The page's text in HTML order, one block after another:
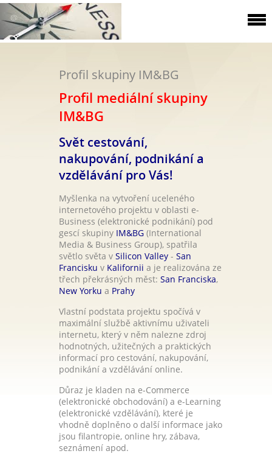
Profil skupiny IM&BG
Profil mediální skupiny
IM&BG
Svět cestování,
nakupování, podnikání a
vzdělávání pro Vás!
Myšlenka na vytvoření uceleného
internetového projektu v oblasti e-
Business (elektronické podnikání) pod
gescí skupiny IM&BG(International
Media & Business Group), spatřila
světlo světa v Silicon Valley - San
Francisku v Kalifornii a je realizována ze
třech překrásných měst: San Franciska,
New Yorku a Prahy
Vlastní podstata projektu spočívá v
maximální službě aktivnímu uživateli
internetu, který v něm nalezne zdroj
hodnotných, užitečných a praktických
informací pro cestování, nakupování,
podnikání a vzdělávání online.
Důraz je kladen na e-Commerce
(elektronické obchodování) a e-Learning
(elektronické vzdělávání), které je
vhodně doplněno o další informace jako
jsou filantropie, online hry, zábava,
seznámení apod.